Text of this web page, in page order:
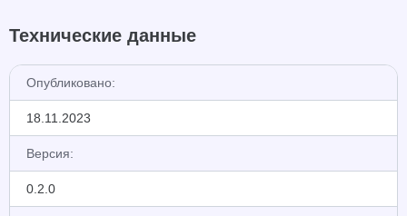
Технические данные
Опубликовано:
18.11.2023
Версия:
0.2.0